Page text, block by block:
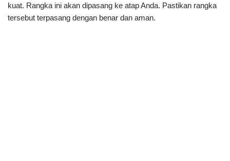
kuat. Rangka ini akan dipasang ke atap Anda. Pastikan rangka
tersebut terpasang dengan benar dan aman.